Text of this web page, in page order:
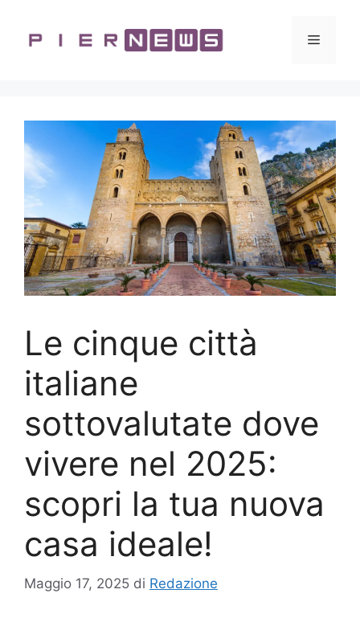
contenuto
Menu
Le cinque città
italiane
sottovalutate dove
vivere nel 2025:
scopri la tua nuova
casa ideale!
Maggio 17, 2025 di Redazione